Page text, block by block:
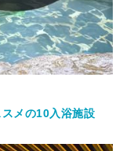
メの10入浴施設